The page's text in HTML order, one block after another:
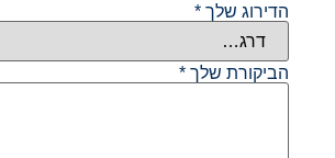
הדירוג שלך*
הביקורת שלך*